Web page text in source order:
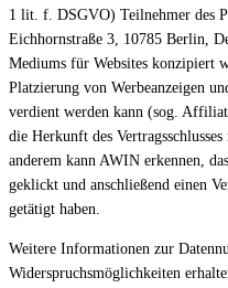
1 lit. f. DSGVO) Teilnehmer des
Eichhornstraße 3, 10785 Berlin,
Mediums für Websites konzipiert
Platzierung von Werbeanzeigen
verdient werden kann (sog.
die Herkunft des
anderem kann AWIN erkennen,
geklickt und anschließend einen
getätigt haben.
Weitere Informationen zur
Widerspruchsmöglichkeiten